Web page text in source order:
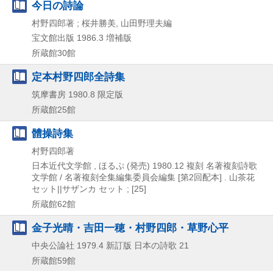
今日の詩論
村野四郎著 ; 桜井勝美, 山田野理夫編
宝文館出版 1986.3 増補版
所蔵館30館
定本村野四郎全詩集
筑摩書房 1980.8 限定版
所蔵館25館
體操詩集
村野四郎著
日本近代文学館 , ほるぷ (発売) 1980.12 複刻 名著複刻詩歌
文学館 / 名著複刻全集編集委員会編集 [第2回配本] . 山茶花
セット||サザンカ セット ; [25]
所蔵館62館
金子光晴・吉田一穂・村野四郎・草野心平
中央公論社 1979.4 新訂版 日本の詩歌 21
所蔵館59館